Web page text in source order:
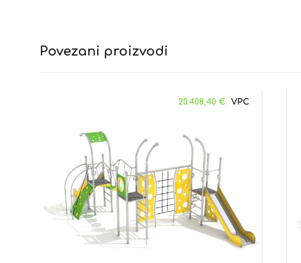
Povezani proizvodi
20.408,40€